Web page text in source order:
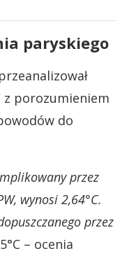
paryskiego
z porozumieniem
do
przez
wynosi 2,64°C.
przez
– ocenia